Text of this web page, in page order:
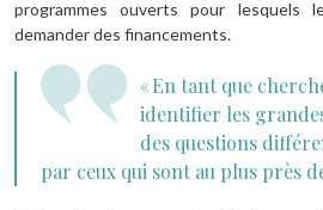
programmes ouverts pour lesquels
demander des financements.
« En tant que
identifier les
des questions
par ceux qui sont au plus près